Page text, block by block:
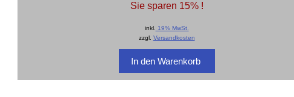
Sie sparen 15% !
inkl. 19% MwSt.
zzgl. Versandkosten